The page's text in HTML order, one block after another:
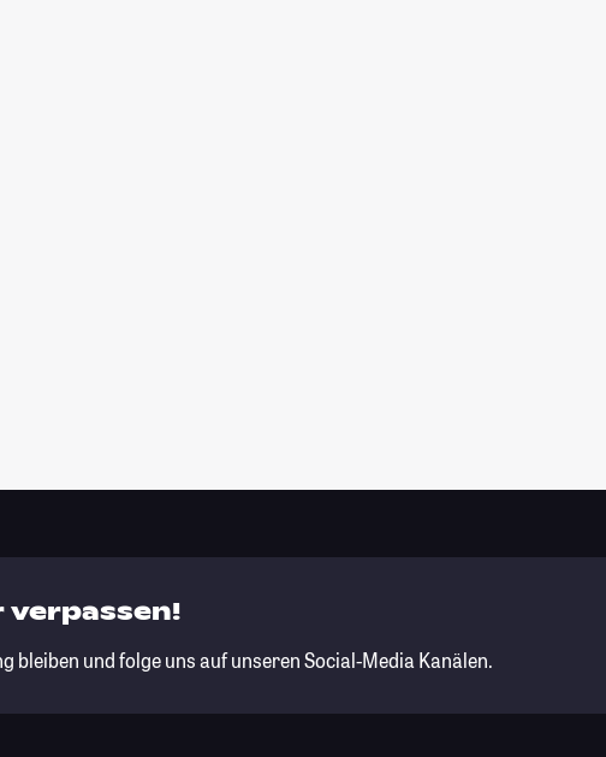
verpassen!
bleiben und folge uns auf unseren Social-Media Kanälen.